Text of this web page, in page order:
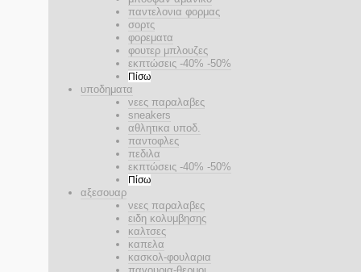
παντελονια φορμας
σορτς
φορεματα
φουτερ μπλουζες
εκπτώσεις -40% -50%
Πίσω
υποδηματα
νεες παραλαβες
sneakers
αθλητικα υποδ.
παντοφλες
πεδιλα
εκπτώσεις -40% -50%
Πίσω
αξεσουαρ
νεες παραλαβες
ειδη κολυμβησης
καλτσες
καπελα
κασκολ-φουλαρια